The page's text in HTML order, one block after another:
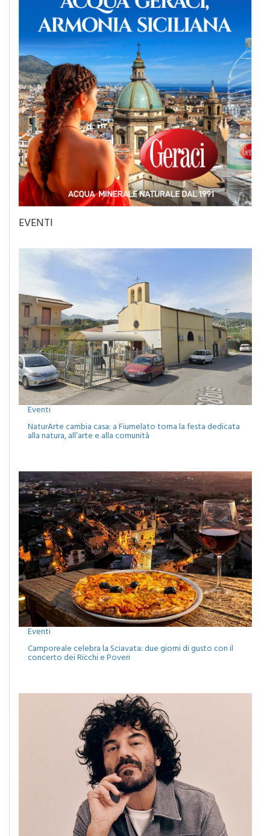
EVENTI
Eventi
NaturArte cambia casa: a Fiumelato torna la festa dedicata
alla natura, all’arte e alla comunità
Eventi
Camporeale celebra la Sciavata: due giorni di gusto con il
concerto dei Ricchi e Poveri